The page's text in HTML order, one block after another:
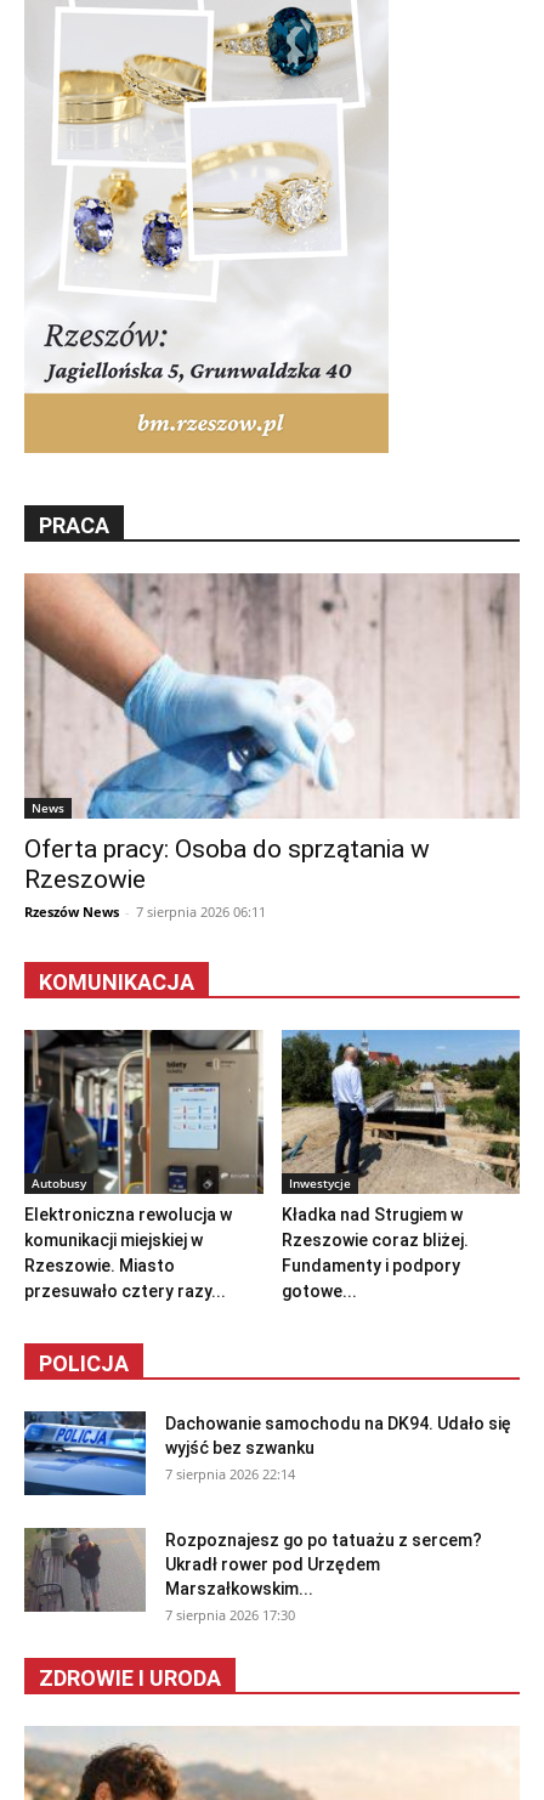
PRACA
News
Oferta pracy: Osoba do sprzątania w
Rzeszowie
Rzeszów News - 7 sierpnia 2026 06:11
KOMUNIKACJA
Autobusy
Elektroniczna rewolucja w
komunikacji miejskiej w
Rzeszowie. Miasto
przesuwało cztery razy...
Inwestycje
Kładka nad Strugiem w
Rzeszowie coraz bliżej.
Fundamenty i podpory
gotowe...
POLICJA
Dachowanie samochodu na DK94. Udało się
wyjść bez szwanku
7 sierpnia 2026 22:14
Rozpoznajesz go po tatuażu z sercem?
Ukradł rower pod Urzędem
Marszałkowskim...
7 sierpnia 2026 17:30
ZDROWIE I URODA